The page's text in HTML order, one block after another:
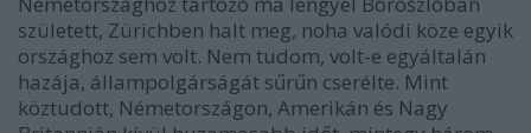
született, Zürichben halt meg, noha valódi köze egyik
országhoz sem volt. Nem tudom, volt-e egyáltalán
hazája, állampolgárságát sűrűn cserélte. Mint
köztudott, Németországon, Amerikán és Nagy